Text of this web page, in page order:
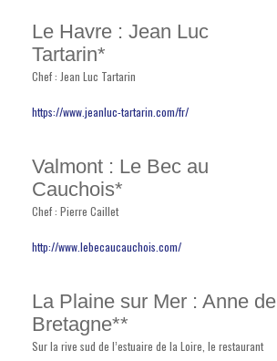
Le Havre : Jean Luc
Tartarin*
Chef : Jean Luc Tartarin
https://www.jeanluc-tartarin.com/fr/
Valmont : Le Bec au
Cauchois*
Chef : Pierre Caillet
http://www.lebecaucauchois.com/
La Plaine sur Mer : Anne de
Bretagne**
Sur la rive sud de l’estuaire de la Loire, le restaurant